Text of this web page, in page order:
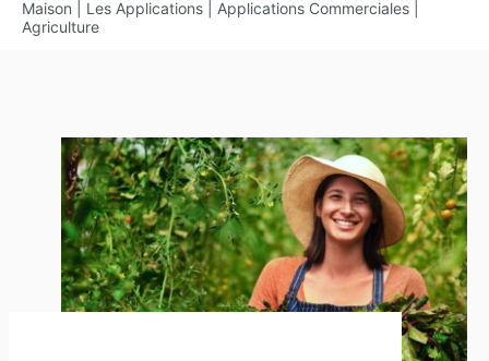
Maison Les Applications Applications Commerciales
Agriculture